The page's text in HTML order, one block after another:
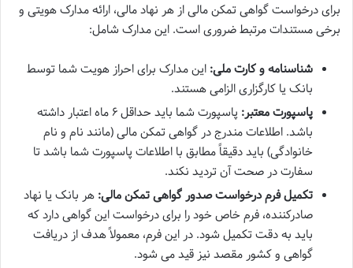
برای درخواست گواهی تمکن مالی از هر نهاد مالی، ارائه مدارک هویتی و
برخی مستندات مرتبط ضروری است. این مدارک شامل:
شناسنامه و کارت ملی: این مدارک برای احراز هویت شما توسط
بانک یا کارگزاری الزامی هستند.
پاسپورت معتبر:
پاسپورت شما باید حداقل ۶ ماه اعتبار داشته
باشد. اطلاعات مندرج در گواهی تمکن مالی (مانند نام و نام
خانوادگی) باید دقیقاً مطابق با اطلاعات پاسپورت شما باشد تا
سفارت در صحت آن تردید نکند.
تکمیل فرم درخواست صدور گواهی تمکن مالی: هر بانک یا نهاد
صادرکننده، فرم خاص خود را برای درخواست این گواهی دارد که
باید به دقت تکمیل شود. در این فرم، معمولاً هدف از دریافت
گواهی و کشور مقصد نیز قید می شود.